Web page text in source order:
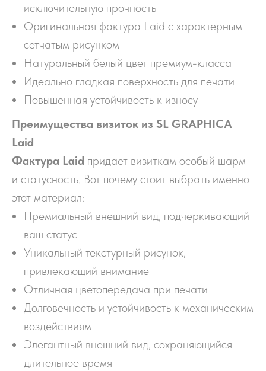
исключительную прочность
Оригинальная фактура Laid с характерным
сетчатым рисунком
Натуральный белый цвет премиум-класса
Идеально гладкая поверхность для печати
Повышенная устойчивость к износу
Преимущества визиток из SL GRAPHICA
Laid
Фактура Laid придает визиткам особый шарм
и статусность. Вот почему стоит выбрать именно
этот материал:
Премиальный внешний вид, подчеркивающий
ваш статус
Уникальный текстурный рисунок,
привлекающий внимание
Отличная цветопередача при печати
Долговечность и устойчивость к механическим
воздействиям
Элегантный внешний вид, сохраняющийся
длительное время